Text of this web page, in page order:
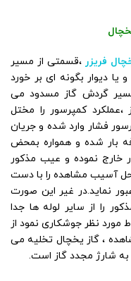
فریزر ،قسمتی از مسیر
یا دیوار بگونه ای بر خورد
گردش گاز مسدود می
،عملکرد کمپرسور را مختل
فشار وارد شده و جریان
بار شده و همواره بمحض
خارج نموده و عیب مذکور
آسیب مشاهده را با دست
نماید.در غیر این صورت
را از سایر لوله ها جدا
مورد نظر جوشکاری نمود از
، گاز یخچال تخلیه می
به شارژ مجدد گاز است.